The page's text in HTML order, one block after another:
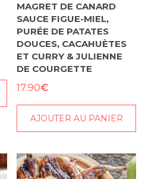
MAGRET DE CANARD
SAUCE FIGUE-MIEL,
PURÉE DE PATATES
DOUCES, CACAHUÈTES
ET CURRY & JULIENNE
DE COURGETTE
17.90€
AJOUTER AU PANIER